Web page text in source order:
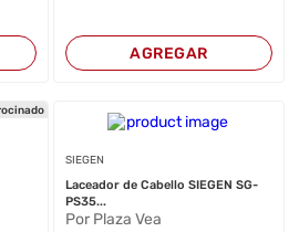
AGREGAR
SIEGEN
Laceador de Cabello SIEGEN SG-
PS35...
Por Plaza Vea